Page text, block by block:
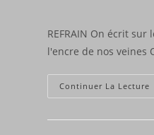
REFRAIN On écrit
l'encre de nos veines
Continuer La Lecture